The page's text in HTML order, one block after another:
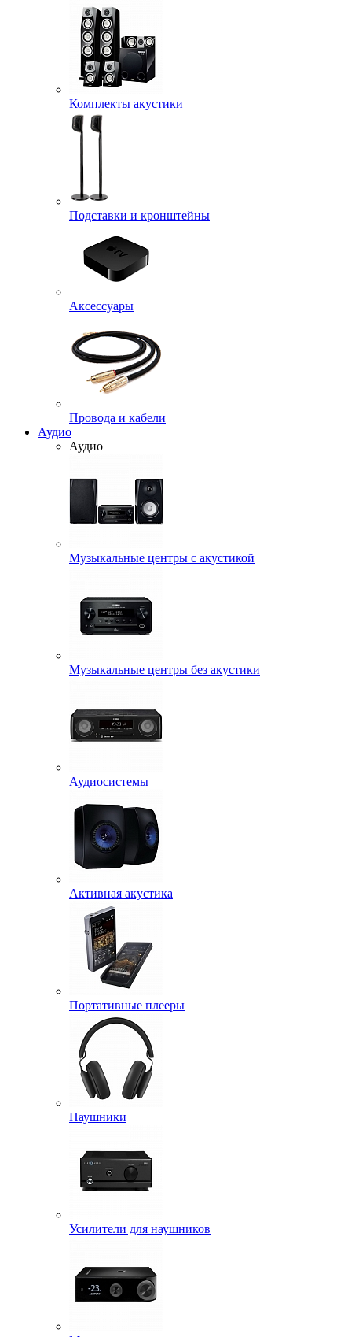
Комплекты акустики
Подставки и кронштейны
Аксессуары
Провода и кабели
Аудио
Аудио
Музыкальные центры с акустикой
Музыкальные центры без акустики
Аудиосистемы
Активная акустика
Портативные плееры
Наушники
Усилители для наушников